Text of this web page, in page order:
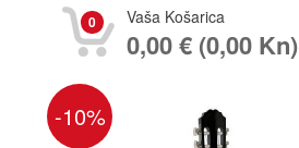
0 Vaša Košarica
0,00 € (0,00 Kn)
-10%